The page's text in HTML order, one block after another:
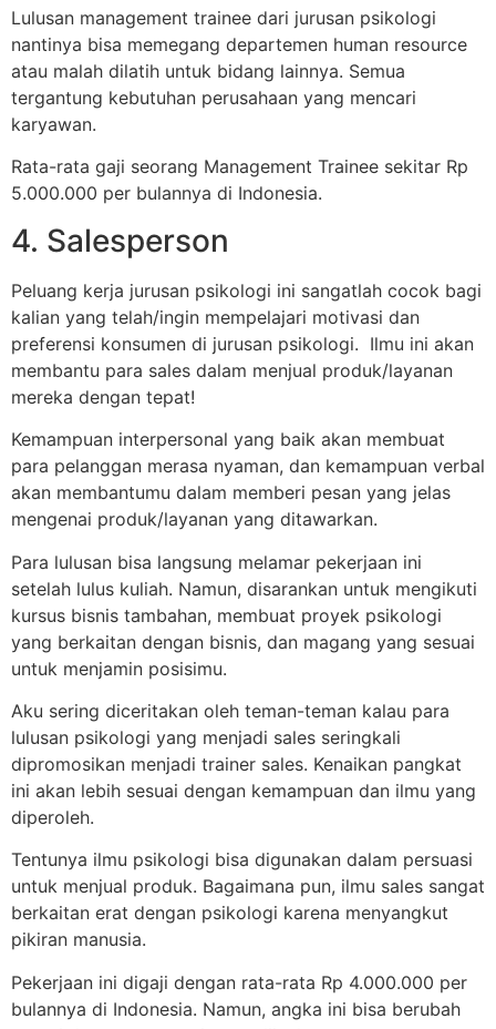
Lulusan management trainee dari jurusan psikologi
nantinya bisa memegang departemen human resource
atau malah dilatih untuk bidang lainnya. Semua
tergantung kebutuhan perusahaan yang mencari
karyawan.
Rata-rata gaji seorang Management Trainee sekitar Rp
5.000.000 per bulannya di Indonesia.
4. Salesperson
Peluang kerja jurusan psikologi ini sangatlah cocok bagi
kalian yang telah/ingin mempelajari motivasi dan
preferensi konsumen di jurusan psikologi. Ilmu ini akan
membantu para sales dalam menjual produk/layanan
mereka dengan tepat!
Kemampuan interpersonal yang baik akan membuat
para pelanggan merasa nyaman, dan kemampuan verbal
akan membantumu dalam memberi pesan yang jelas
mengenai produk/layanan yang ditawarkan.
Para lulusan bisa langsung melamar pekerjaan ini
setelah lulus kuliah. Namun, disarankan untuk mengikuti
kursus bisnis tambahan, membuat proyek psikologi
yang berkaitan dengan bisnis, dan magang yang sesuai
untuk menjamin posisimu.
Aku sering diceritakan oleh teman-teman kalau para
lulusan psikologi yang menjadi sales seringkali
dipromosikan menjadi trainer sales. Kenaikan pangkat
ini akan lebih sesuai dengan kemampuan dan ilmu yang
diperoleh.
Tentunya ilmu psikologi bisa digunakan dalam persuasi
untuk menjual produk. Bagaimana pun, ilmu sales sangat
berkaitan erat dengan psikologi karena menyangkut
pikiran manusia.
Pekerjaan ini digaji dengan rata-rata Rp 4.000.000 per
bulannya di Indonesia. Namun, angka ini bisa berubah